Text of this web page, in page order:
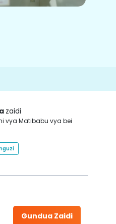
zaidi
vya Matibabu vya bei
Gundua Zaidi